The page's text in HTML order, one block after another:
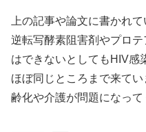
上の記事や論文に書かれ
逆転写酵素阻害剤やプロ
はできないとしてもHIV感
ほぼ同じところまで来て
齢化や介護が問題になって